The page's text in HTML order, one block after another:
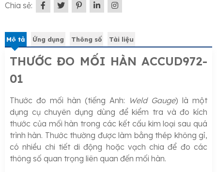
Chia sẻ:
Mô tả Ứng dụng Thông số Tài liệu
THƯỚC ĐO MỐI HÀN ACCUD972-
01
Thước đo mối hàn (tiếng Anh: Weld Gauge) là một
dụng cụ chuyên dụng dùng để kiểm tra và đo kích
thước của mối hàn trong các kết cấu kim loại sau quá
trình hàn. Thước thường được làm bằng thép không gỉ,
có nhiều chi tiết di động hoặc vạch chia để đo các
thông số quan trọng liên quan đến mối hàn.